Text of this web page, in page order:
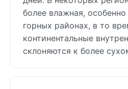
более влажная,
горных районах, в то
континентальные
склоняются к более